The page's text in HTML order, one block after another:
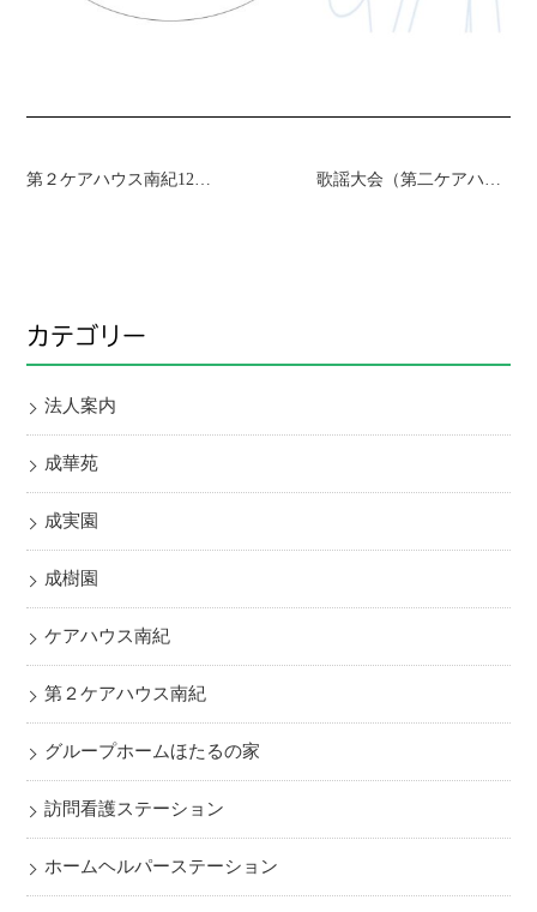
カテゴリー
法人案内
成華苑
成実園
成樹園
ケアハウス南紀
第２ケアハウス南紀
グループホームほたるの家
訪問看護ステーション
ホームヘルパーステーション